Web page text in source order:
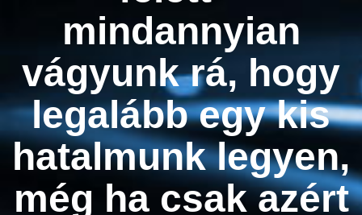
mindannyian
vágyunk rá, hogy
legalább egy kis
hatalmunk legyen,
még ha csak azért